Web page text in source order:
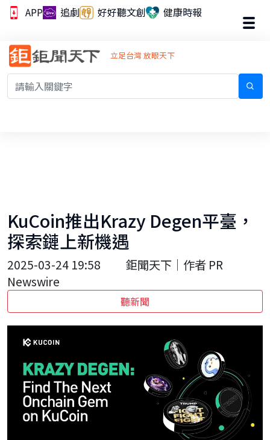
APP 追劇 好好聽文創 健康時報
立足台灣 放眼天下
KuCoin推出Krazy Degen平臺，
探索鏈上新機遇
2025-03-24 19:58
鉅聞天下｜作者 PR
Newswire
聽新聞